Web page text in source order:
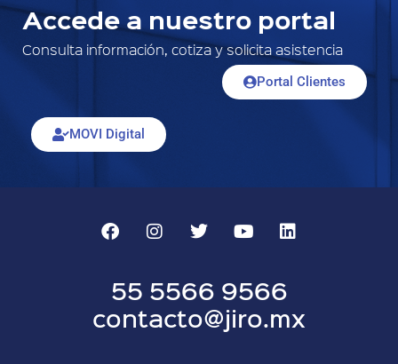
Accede a nuestro portal
Consulta información, cotiza y solicita asistencia
Portal Clientes
MOVI Digital
55 5566 9566
contacto@jiro.mx